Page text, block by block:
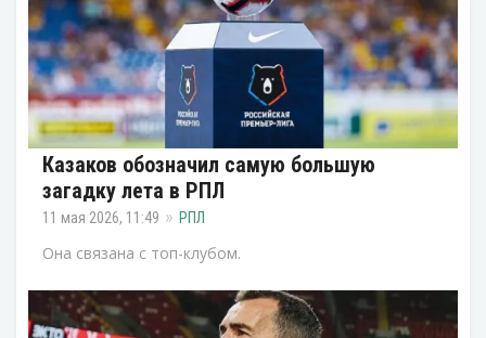
Казаков обозначил самую большую
загадку лета в РПЛ
11 мая 2026, 11:49 РПЛ
Она связана с топ-клубом.